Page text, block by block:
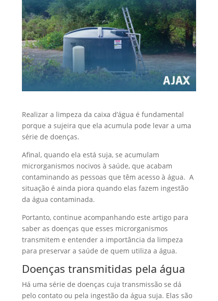
Realizar a limpeza da caixa d’água é fundamental
porque a sujeira que ela acumula pode levar a uma
série de doenças.
Afinal, quando ela está suja, se acumulam
microrganismos nocivos à saúde, que acabam
contaminando as pessoas que têm acesso à água. A
situação é ainda piora quando elas fazem ingestão
da água contaminada.
Portanto, continue acompanhando este artigo para
saber as doenças que esses microrganismos
transmitem e entender a importância da limpeza
para preservar a saúde de quem utiliza a água.
Doenças transmitidas pela água
Há uma série de doenças cuja transmissão se dá
pelo contato ou pela ingestão da água suja. Elas são